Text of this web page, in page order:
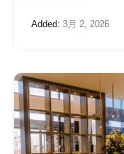
Added: 3月 2, 2026